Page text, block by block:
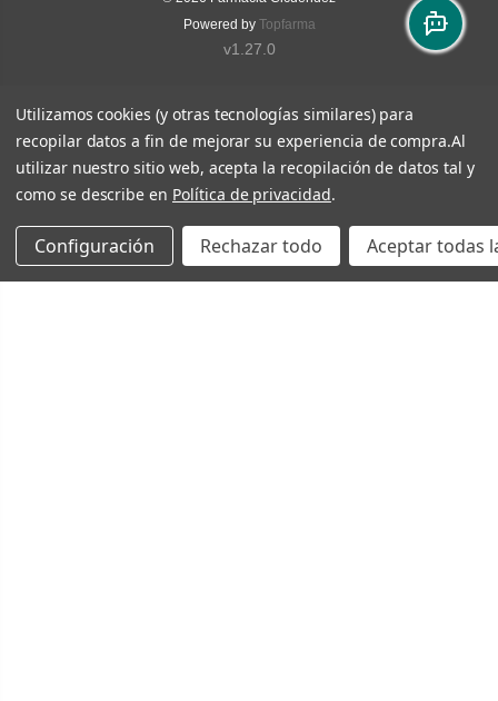
Powered by Topfarma
v1.27.0
Utilizamos cookies (y otras tecnologías similares) para
recopilar datos a fin de mejorar su experiencia de compra.Al
utilizar nuestro sitio web, acepta la recopilación de datos tal y
como se describe en Política de privacidad.
Configuración Rechazar todo Aceptar todas